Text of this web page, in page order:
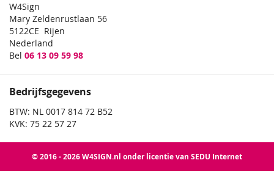
W4Sign
Mary Zeldenrustlaan 56
5122CE Rijen
Nederland
Bel 06 13 09 59 98
Bedrijfsgegevens
BTW: NL 0017 814 72 B52
KVK: 75 22 57 27
© 2016 - 2026 W4SIGN.nl onder licentie van SEDU Internet